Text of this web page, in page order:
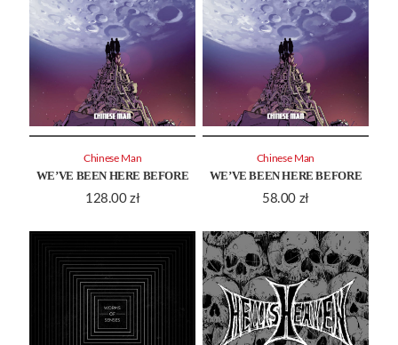
WE’VE BEEN HERE BEFORE
128.00 zł
Chinese Man
WE’VE BEEN HERE BEFORE
58.00 zł
Chinese Man